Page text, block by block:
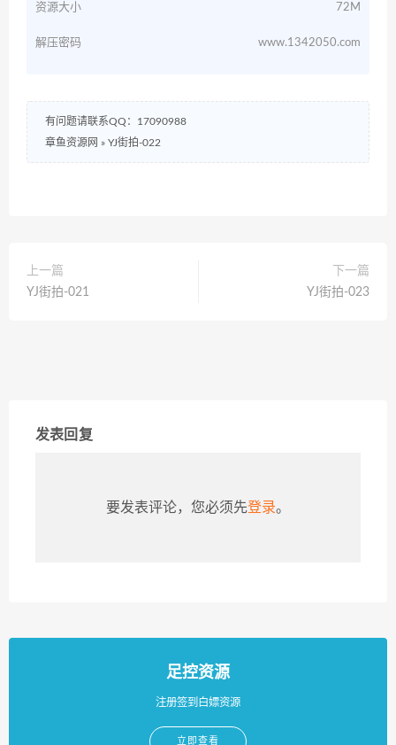
资源大小 72M
解压密码 www.1342050.com
有问题请联系QQ：17090988
章鱼资源网 » YJ街拍-022
上一篇
YJ街拍-021
下一篇
YJ街拍-023
发表回复
要发表评论，您必须先登录。
足控资源
注册签到白嫖资源
立即查看